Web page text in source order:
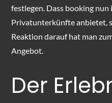
festlegen. Dass booking nun
Privatunterkünfte anbietet,
Reaktion darauf hat man
Angebot.
Der